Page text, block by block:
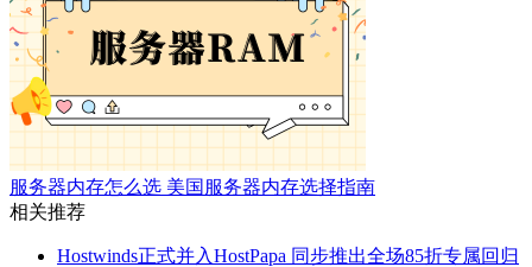
服务器内存怎么选 美国服务器内存选择指南
相关推荐
Hostwinds正式并入HostPapa 同步推出全场85折专属回归